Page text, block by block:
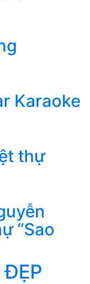
Karaoke
thự
“Sao
ĐẸP